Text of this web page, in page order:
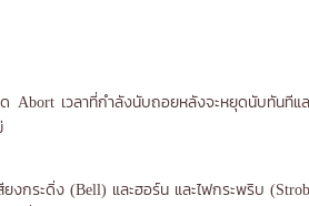
Abort เวลาที่กำลังนับถอยหลังจะหยุดนับทันทีแ
ได้ 2 ลักษ
ง (Bell) และฮอร์น และไฟกระพริบ